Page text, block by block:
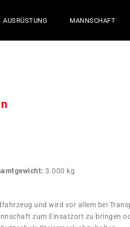
AUSRÜSTUNG MANNSCHAFT
3.000 kg
und wird vor allem bei
zum Einsatzort zu bringen